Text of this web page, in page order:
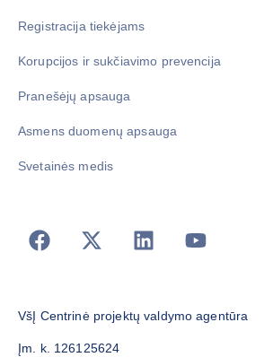
Registracija tiekėjams
Korupcijos ir sukčiavimo prevencija
Pranešėjų apsauga
Asmens duomenų apsauga
Svetainės medis
VšĮ Centrinė projektų valdymo agentūra
Įm. k. 126125624